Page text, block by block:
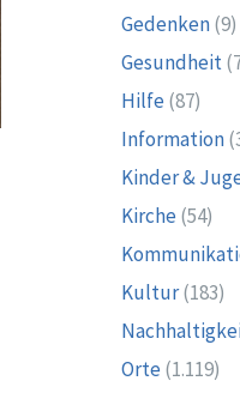
Gedenken(9)
Gesundheit
Hilfe (87)
Information
Kinder &
Kirche (54)
Kultur(183)
Orte (1.119)